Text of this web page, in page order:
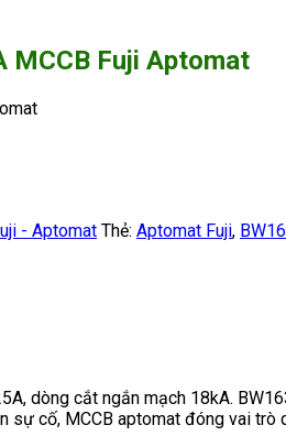
MCCB Fuji Aptomat
- Aptomat Thẻ: Aptomat Fuji,
dòng cắt ngắn mạch 18kA.
sự cố, MCCB aptomat đóng vai